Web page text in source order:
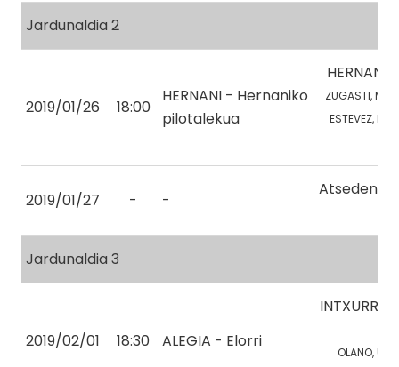
Jardunaldia 2
2019/01/26 18:00
HERNANI - Hernaniko
pilotalekua
HERNANI
ZUGASTI, M.
ESTEVEZ, N.
2019/01/27 - -
Atsedena
Jardunaldia 3
2019/02/01 18:30 ALEGIA - Elorri
INTXURRE
OLANO, U.